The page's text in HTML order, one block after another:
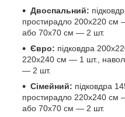
Двоспальний:
простирадло 200х220 см
або 70х70 см — 2 шт.
Євро: підковдра
220х240 см — 1 шт.,
— 2 шт.
Сімейний: підковдра
простирадло 220х240 см
або 70х70 см — 2 шт.